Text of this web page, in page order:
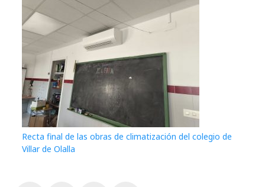
Recta final de las obras de climatización del colegio de
Villar de Olalla